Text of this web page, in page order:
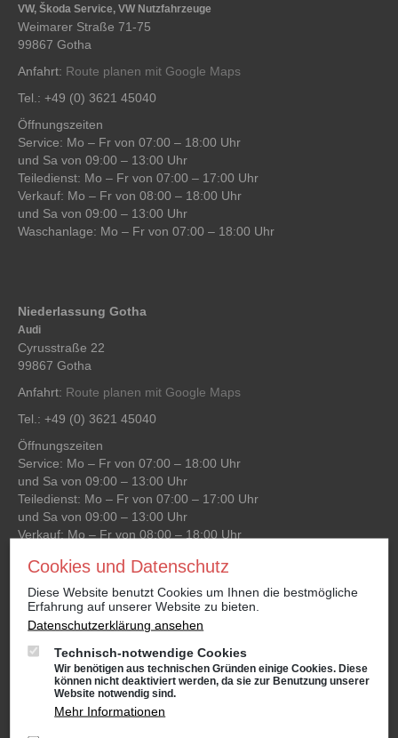
VW, Škoda Service, VW Nutzfahrzeuge
Weimarer Straße 71-75
99867 Gotha
Anfahrt: Route planen mit Google Maps
Tel.: +49 (0) 3621 45040
Öffnungszeiten
Service: Mo – Fr von 07:00 – 18:00 Uhr
und Sa von 09:00 – 13:00 Uhr
Teiledienst: Mo – Fr von 07:00 – 17:00 Uhr
Verkauf: Mo – Fr von 08:00 – 18:00 Uhr
und Sa von 09:00 – 13:00 Uhr
Waschanlage: Mo – Fr von 07:00 – 18:00 Uhr
Niederlassung Gotha
Audi
Cyrusstraße 22
99867 Gotha
Anfahrt: Route planen mit Google Maps
Tel.: +49 (0) 3621 45040
Öffnungszeiten
Service: Mo – Fr von 07:00 – 18:00 Uhr
und Sa von 09:00 – 13:00 Uhr
Teiledienst: Mo – Fr von 07:00 – 17:00 Uhr
und Sa von 09:00 – 13:00 Uhr
Verkauf: Mo – Fr von 08:00 – 18:00 Uhr
Waschanlage: Mo – Fr von 07:00 – 18:00 Uhr
und Sa von 09:00 – 13:00 Uhr
CUPRA & SEAT
Cyrusstraße 22
99867 Gotha
Anfahrt:Route planen mit Google Maps
Cookies und Datenschutz
Diese Website benutzt Cookies um Ihnen die bestmögliche
Erfahrung auf unserer Website zu bieten.
Datenschutzerklärung ansehen
Technisch-notwendige Cookies
Wir benötigen aus technischen Gründen einige Cookies. Diese
können nicht deaktiviert werden, da sie zur Benutzung unserer
Website notwendig sind.
Mehr Informationen